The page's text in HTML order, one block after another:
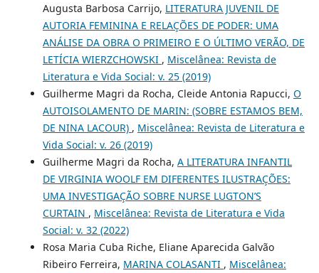
Augusta Barbosa Carrijo, LITERATURA JUVENIL DE
AUTORIA FEMININA E RELAÇÕES DE PODER: UMA
ANÁLISE DA OBRA O PRIMEIRO E O ÚLTIMO VERÃO, DE
LETÍCIA WIERZCHOWSKI , Miscelânea: Revista de
Literatura e Vida Social: v. 25 (2019)
Guilherme Magri da Rocha, Cleide Antonia Rapucci, O
AUTOISOLAMENTO DE MARIN: (SOBRE ESTAMOS BEM,
DE NINA LACOUR) , Miscelânea: Revista de Literatura e
Vida Social: v. 26 (2019)
Guilherme Magri da Rocha, A LITERATURA INFANTIL
DE VIRGINIA WOOLF EM DIFERENTES ILUSTRAÇÕES:
UMA INVESTIGAÇÃO SOBRE NURSE LUGTON’S
CURTAIN , Miscelânea: Revista de Literatura e Vida
Social: v. 32 (2022)
Rosa Maria Cuba Riche, Eliane Aparecida Galvão
Ribeiro Ferreira, MARINA COLASANTI , Miscelânea: